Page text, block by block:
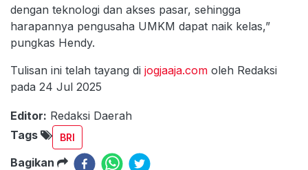
dengan teknologi dan akses pasar, sehingga
harapannya pengusaha UMKM dapat naik kelas,”
pungkas Hendy.
Tulisan ini telah tayang di jogjaaja.com oleh Redaksi
pada 24 Jul 2025
Editor: Redaksi Daerah
Tags
BRI
Bagikan